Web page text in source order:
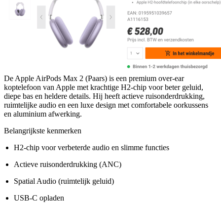
De Apple AirPods Max 2 (Paars) is een premium over-ear
koptelefoon van Apple met krachtige H2-chip voor beter geluid,
diepe bas en heldere details. Hij heeft actieve ruisonderdrukking,
ruimtelijke audio en een luxe design met comfortabele oorkussens
en aluminium afwerking.
Belangrijkste kenmerken
H2-chip voor verbeterde audio en slimme functies
Actieve ruisonderdrukking (ANC)
Spatial Audio (ruimtelijk geluid)
USB-C opladen